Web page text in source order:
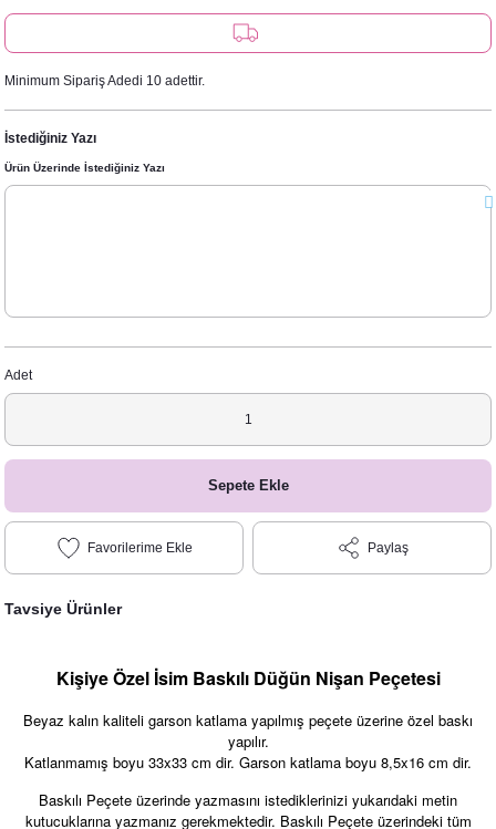
Minimum Sipariş Adedi 10 adettir.
İstediğiniz Yazı
Ürün Üzerinde İstediğiniz Yazı
Adet
Sepete Ekle
Paylaş
Tavsiye Ürünler
Kişiye Özel İsim Baskılı Düğün Nişan Peçetesi
Beyaz kalın kaliteli garson katlama yapılmış peçete üzerine özel baskı
yapılır.
Katlanmamış boyu 33x33 cm dir. Garson katlama boyu 8,5x16 cm dir.
Baskılı Peçete üzerinde yazmasını istediklerinizi yukarıdaki metin
kutucuklarına yazmanız gerekmektedir. Baskılı Peçete üzerindeki tüm